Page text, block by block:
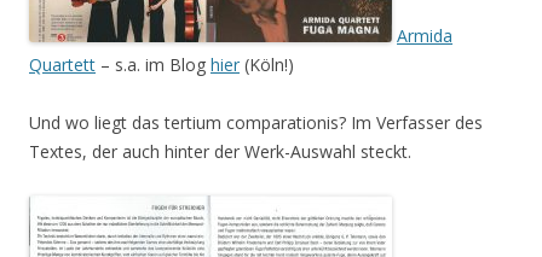
Armida
Quartett – s.a. im Blog hier (Köln!)
Und wo liegt das tertium comparationis? Im Verfasser des
Textes, der auch hinter der Werk-Auswahl steckt.